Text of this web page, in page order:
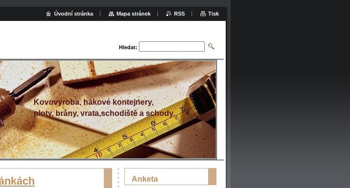
Hledat:
Kovovýroba, hákové kontejnery,
ploty, brány, vrata,schodiště a schody.
Anketa
Úvodní stránka Mapa stránek RSS Tisk